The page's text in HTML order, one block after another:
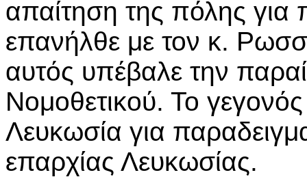
απαίτηση της πόλης
επανήλθε με τον κ.
αυτός υπέβαλε την
Νομοθετικού. Το
Λευκωσία για
επαρχίας Λευκωσίας.